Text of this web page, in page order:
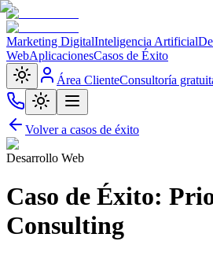
Marketing DigitalInteligencia Artificial
WebAplicacionesCasos de Éxito
Área ClienteConsultoría
Volver a casos de éxito
Desarrollo Web
Caso de Éxito:
Consulting